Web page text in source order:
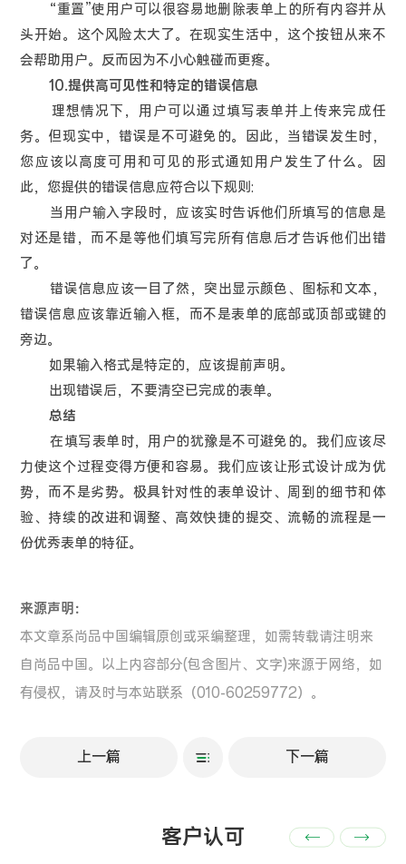
“重置”使用户可以很容易地删除表单上的所有内容并从
头开始。这个风险太大了。在现实生活中，这个按钮从来不
会帮助用户。反而因为不小心触碰而更疼。
10.提供高可见性和特定的错误信息
理想情况下，用户可以通过填写表单并上传来完成任
务。但现实中，错误是不可避免的。因此，当错误发生时，
您应该以高度可用和可见的形式通知用户发生了什么。因
此，您提供的错误信息应符合以下规则:
当用户输入字段时，应该实时告诉他们所填写的信息是
对还是错，而不是等他们填写完所有信息后才告诉他们出错
了。
错误信息应该一目了然，突出显示颜色、图标和文本，
错误信息应该靠近输入框，而不是表单的底部或顶部或键的
旁边。
如果输入格式是特定的，应该提前声明。
出现错误后，不要清空已完成的表单。
总结
在填写表单时，用户的犹豫是不可避免的。我们应该尽
力使这个过程变得方便和容易。我们应该让形式设计成为优
势，而不是劣势。极具针对性的表单设计、周到的细节和体
验、持续的改进和调整、高效快捷的提交、流畅的流程是一
份优秀表单的特征。
来源声明：
本文章系尚品中国编辑原创或采编整理，如需转载请注明来
自尚品中国。以上内容部分(包含图片、文字)来源于网络，如
有侵权，请及时与本站联系（010-60259772）。
上一篇 下一篇
客户认可